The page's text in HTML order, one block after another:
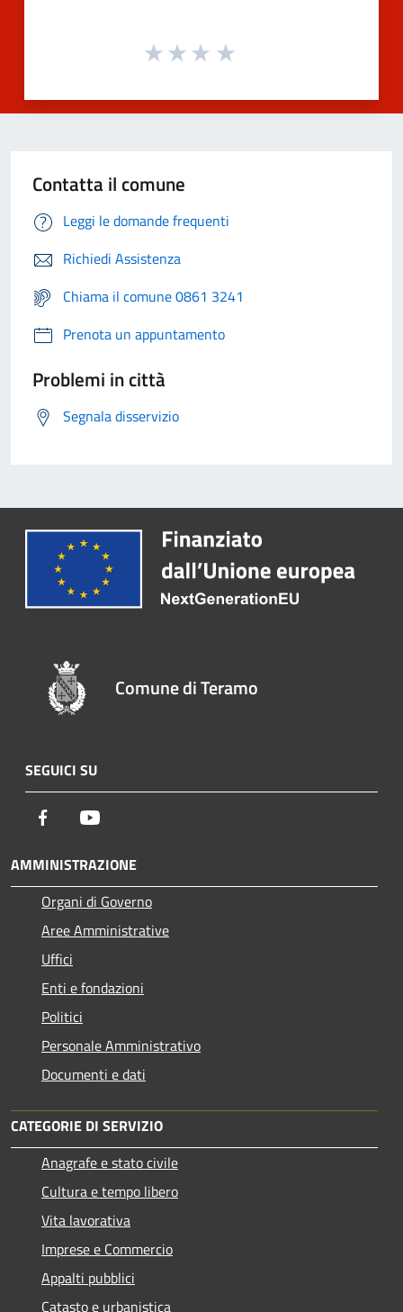
Contatta il comune
Leggi le domande frequenti
Richiedi Assistenza
Chiama il comune 0861 3241
Prenota un appuntamento
Problemi in città
Segnala disservizio
Comune di Teramo
SEGUICI SU
Facebook
AMMINISTRAZIONE
Organi di Governo
Aree Amministrative
Uffici
Enti e fondazioni
Politici
Personale Amministrativo
Documenti e dati
CATEGORIE DI SERVIZIO
Anagrafe e stato civile
Cultura e tempo libero
Vita lavorativa
Imprese e Commercio
Appalti pubblici
Catasto e urbanistica